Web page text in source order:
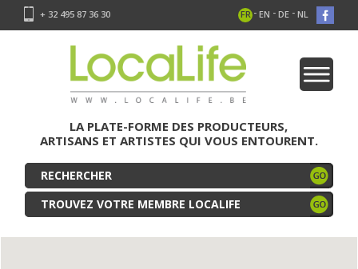
+ 32 495 87 36 30 FR - EN - DE - NL
LA PLATE-FORME DES PRODUCTEURS,
ARTISANS ET ARTISTES QUI VOUS ENTOURENT.
TROUVEZ VOTRE MEMBRE LOCALIFE